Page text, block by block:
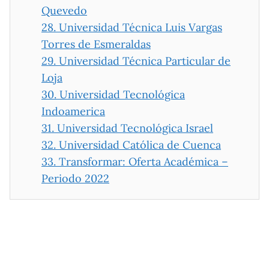
Quevedo
28. Universidad Técnica Luis Vargas
Torres de Esmeraldas
29. Universidad Técnica Particular de
Loja
30. Universidad Tecnológica
Indoamerica
31. Universidad Tecnológica Israel
32. Universidad Católica de Cuenca
33. Transformar: Oferta Académica –
Periodo 2022